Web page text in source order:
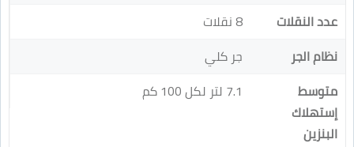
عدد النقلات
8 نقلات
نظام الجر
جر كلي
متوسط
إستهلاك
البنزين
7.1 لتر لكل 100 كم